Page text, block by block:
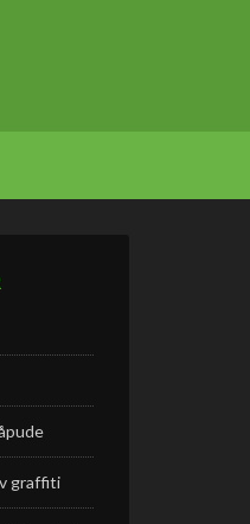
graffiti